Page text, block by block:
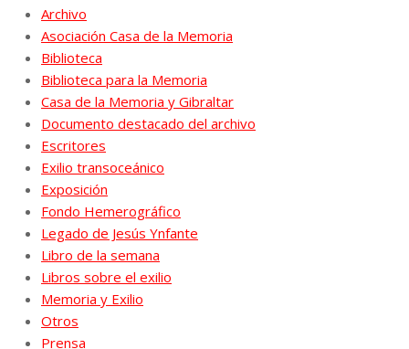
Archivo
Asociación Casa de la Memoria
Biblioteca
Biblioteca para la Memoria
Casa de la Memoria y Gibraltar
Documento destacado del archivo
Escritores
Exilio transoceánico
Exposición
Fondo Hemerográfico
Legado de Jesús Ynfante
Libro de la semana
Libros sobre el exilio
Memoria y Exilio
Otros
Prensa